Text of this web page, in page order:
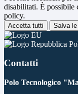
disabilitati. È possibile
policy.
Accetta tutti Salva
Contatti
Polo Tecnologico